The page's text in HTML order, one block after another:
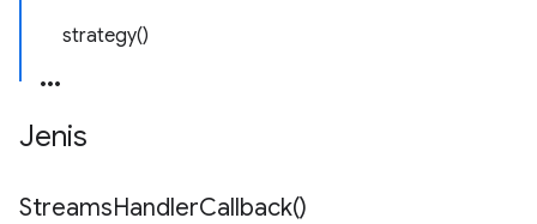
strategy()
Jenis
StreamsHandlerCallback()